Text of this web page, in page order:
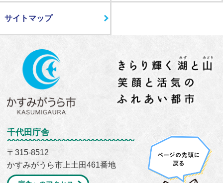
サイトマップ
千代田庁舎
〒315-8512
かすみがうら市上土田461番地